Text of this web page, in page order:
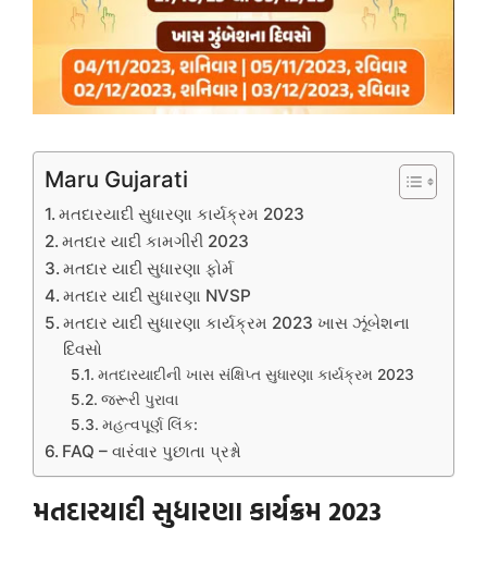
Maru Gujarati
મતદારયાદી સુધારણા કાર્યક્રમ 2023
મતદાર યાદી કામગીરી 2023
મતદાર યાદી સુધારણા ફોર્મ
મતદાર યાદી સુધારણા NVSP
મતદાર યાદી સુધારણા કાર્યક્રમ 2023 ખાસ ઝૂંબેશના
દિવસો
મતદારયાદીની ખાસ સંક્ષિપ્ત સુધારણા કાર્યક્રમ 2023
જરૂરી પુરાવા
મહત્વપૂર્ણ લિંક:
FAQ – વારંવાર પુછાતા પ્રશ્નો
મતદારયાદી સુધારણા કાર્યક્રમ 2023